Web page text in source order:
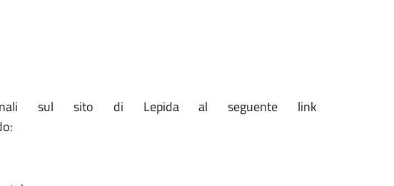
sul sito di Lepida al seguente link